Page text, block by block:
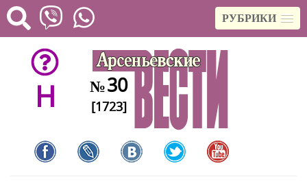
РУБРИКИ
H №30
[1723]